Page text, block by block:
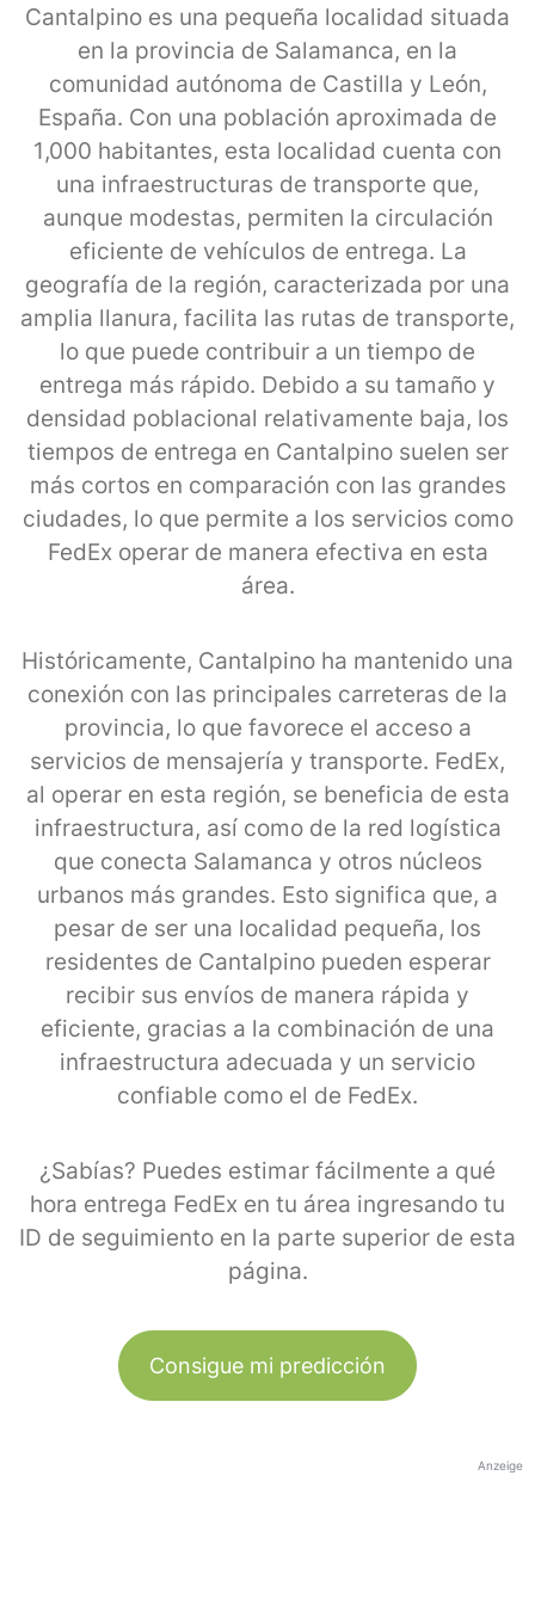
Cantalpino es una pequeña localidad situada
en la provincia de Salamanca, en la
comunidad autónoma de Castilla y León,
España. Con una población aproximada de
1,000 habitantes, esta localidad cuenta con
una infraestructuras de transporte que,
aunque modestas, permiten la circulación
eficiente de vehículos de entrega. La
geografía de la región, caracterizada por una
amplia llanura, facilita las rutas de transporte,
lo que puede contribuir a un tiempo de
entrega más rápido. Debido a su tamaño y
densidad poblacional relativamente baja, los
tiempos de entrega en Cantalpino suelen ser
más cortos en comparación con las grandes
ciudades, lo que permite a los servicios como
FedEx operar de manera efectiva en esta
área.
Históricamente, Cantalpino ha mantenido una
conexión con las principales carreteras de la
provincia, lo que favorece el acceso a
servicios de mensajería y transporte. FedEx,
al operar en esta región, se beneficia de esta
infraestructura, así como de la red logística
que conecta Salamanca y otros núcleos
urbanos más grandes. Esto significa que, a
pesar de ser una localidad pequeña, los
residentes de Cantalpino pueden esperar
recibir sus envíos de manera rápida y
eficiente, gracias a la combinación de una
infraestructura adecuada y un servicio
confiable como el de FedEx.
¿Sabías? Puedes estimar fácilmente a qué
hora entrega FedEx en tu área ingresando tu
ID de seguimiento en la parte superior de esta
página.
Consigue mi predicción
Anzeige